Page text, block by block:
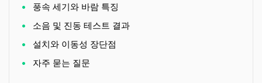
풍속 세기와 바람 특징
소음 및 진동 테스트 결과
설치와 이동성 장단점
자주 묻는 질문